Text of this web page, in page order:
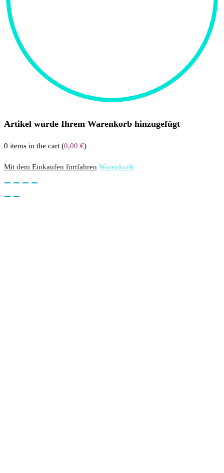
Artikel wurde Ihrem Warenkorb hinzugefügt
0 items in the cart (0,00 €)
Mit dem Einkaufen fortfahren Warenkorb